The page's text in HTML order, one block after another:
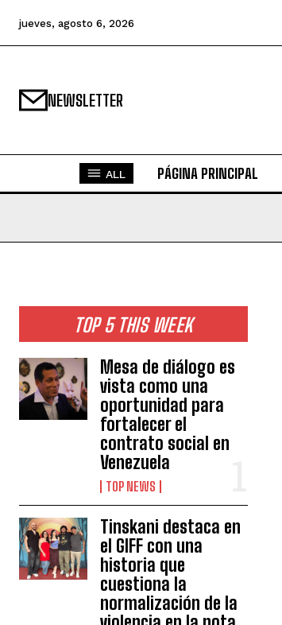
jueves, agosto 6, 2026
NEWSLETTER
ALL PÁGINA PRINCIPAL
TOP 5 THIS WEEK
Mesa de diálogo es
vista como una
oportunidad para
fortalecer el
contrato social en
Venezuela
TOP NEWS
Tinskani destaca en
el GIFF con una
historia que
cuestiona la
normalización de la